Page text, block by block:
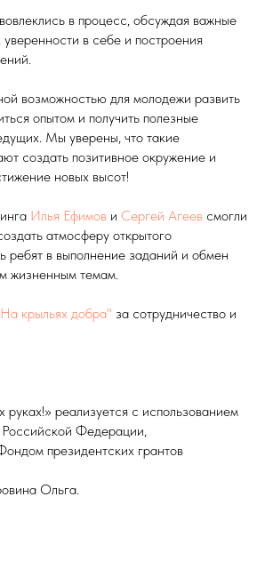
в процесс, обсуждая важные
в себе и построения
возможностью для молодежи развить
опытом и получить полезные
Мы уверены, что такие
создать позитивное окружение и
новых высот!
Илья Ефимов и Сергей Агеев смогли
атмосферу открытого
ребят в выполнение заданий и обмен
жизненным темам.
крыльях добра" за сотрудничество и
руках!» реализуется с использованием
Федерации,
президентских грантов
Ольга.